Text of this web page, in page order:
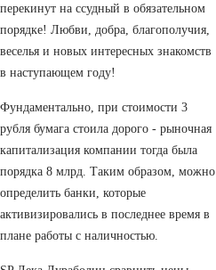
перекинут на ссудный в обязательном
порядке! Любви, добра, благополучия,
веселья и новых интересных знакомств
в наступающем году!
Фундаментально, при стоимости 3
рубля бумага стоила дорого - рыночная
капитализация компании тогда была
порядка 8 млрд. Таким образом, можно
определить банки, которые
активизировались в последнее время в
плане работы с наличностью.